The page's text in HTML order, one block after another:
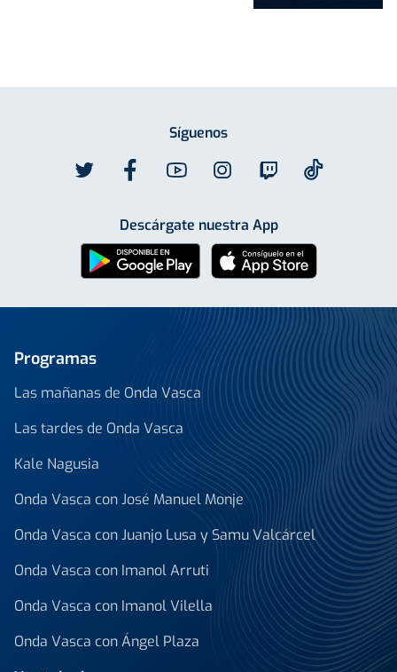
Síguenos
Descárgate nuestra App
Programas
Las mañanas de Onda Vasca
Las tardes de Onda Vasca
Kale Nagusia
Onda Vasca con José Manuel Monje
Onda Vasca con Juanjo Lusa y Samu Valcárcel
Onda Vasca con Imanol Arruti
Onda Vasca con Imanol Vilella
Onda Vasca con Ángel Plaza